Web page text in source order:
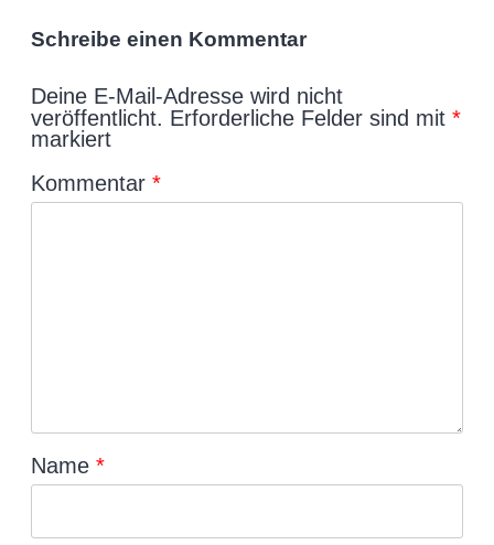
Schreibe einen Kommentar
Deine E-Mail-Adresse wird nicht
veröffentlicht. Erforderliche Felder sind mit *
markiert
Kommentar *
Name *